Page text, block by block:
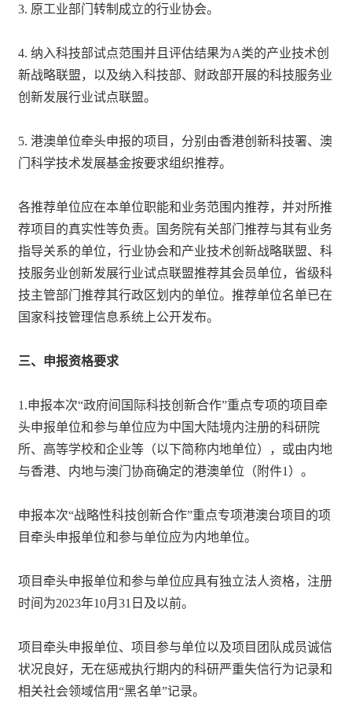
3. 原工业部门转制成立的行业协会。
4. 纳入科技部试点范围并且评估结果为A类的产业技术创
新战略联盟，以及纳入科技部、财政部开展的科技服务业
创新发展行业试点联盟。
5. 港澳单位牵头申报的项目，分别由香港创新科技署、澳
门科学技术发展基金按要求组织推荐。
各推荐单位应在本单位职能和业务范围内推荐，并对所推
荐项目的真实性等负责。国务院有关部门推荐与其有业务
指导关系的单位，行业协会和产业技术创新战略联盟、科
技服务业创新发展行业试点联盟推荐其会员单位，省级科
技主管部门推荐其行政区划内的单位。推荐单位名单已在
国家科技管理信息系统上公开发布。
三、申报资格要求
1.申报本次“政府间国际科技创新合作”重点专项的项目牵
头申报单位和参与单位应为中国大陆境内注册的科研院
所、高等学校和企业等（以下简称内地单位），或由内地
与香港、内地与澳门协商确定的港澳单位（附件1）。
申报本次“战略性科技创新合作”重点专项港澳台项目的项
目牵头申报单位和参与单位应为内地单位。
项目牵头申报单位和参与单位应具有独立法人资格，注册
时间为2023年10月31日及以前。
项目牵头申报单位、项目参与单位以及项目团队成员诚信
状况良好，无在惩戒执行期内的科研严重失信行为记录和
相关社会领域信用“黑名单”记录。